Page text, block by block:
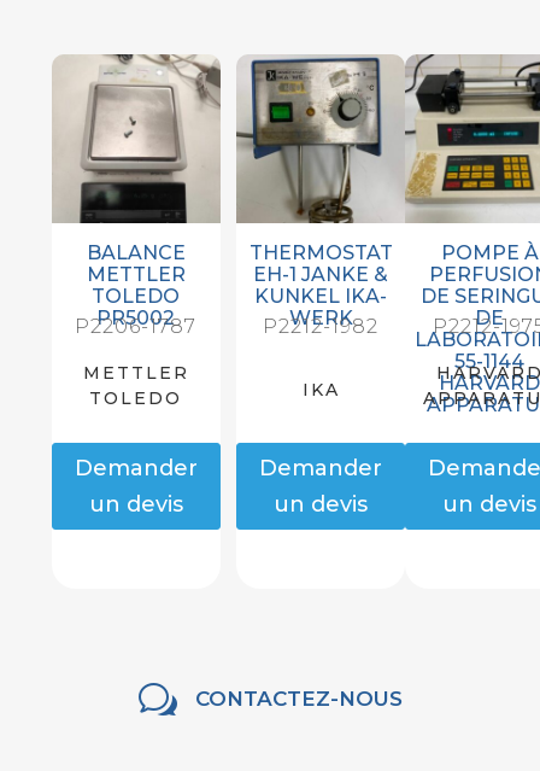
BALANCE
METTLER
TOLEDO
PR5002
P2206-1787
METTLER
TOLEDO
Demander
un devis
THERMOSTAT
EH-1 JANKE &
KUNKEL IKA-
WERK
P2212-1982
IKA
Demander
un devis
POMPE À
DE
DE
55-1144
HARVARD
P2212-
un devis
w CONTACTEZ-NOUS